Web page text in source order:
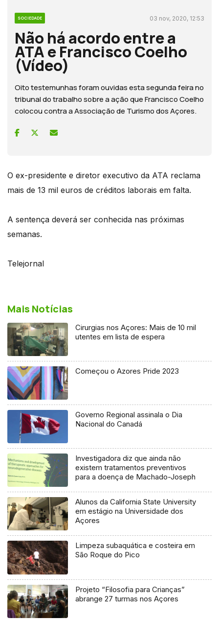
SOCIEDADE 03 nov, 2020, 12:53
Não há acordo entre a
ATA e Francisco Coelho
(Vídeo)
Oito testemunhas foram ouvidas esta segunda feira no
tribunal do trabalho sobre a ação que Francisco Coelho
colocou contra a Associação de Turismo dos Açores.
O ex-presidente e diretor executivo da ATA reclama
mais de 13 mil euros de créditos laborais em falta.
A sentença deverá ser conhecida nas próximas
semanas.
Telejornal
Mais Notícias
Cirurgias nos Açores: Mais de 10 mil
utentes em lista de espera
Começou o Azores Pride 2023
Governo Regional assinala o Dia
Nacional do Canadá
Investigadora diz que ainda não
existem tratamentos preventivos
para a doença de Machado-Joseph
Alunos da California State University
em estágio na Universidade dos
Açores
Limpeza subaquática e costeira em
São Roque do Pico
Projeto “Filosofia para Crianças”
abrange 27 turmas nos Açores